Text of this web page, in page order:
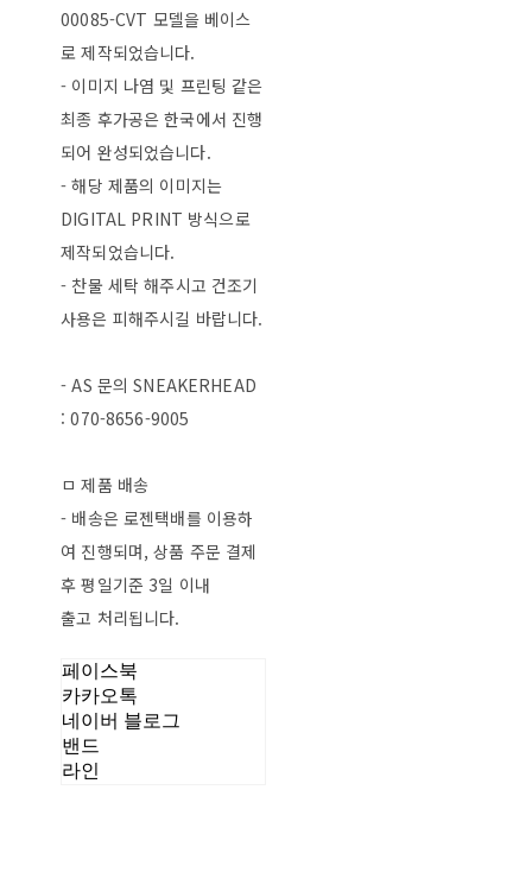
00085-CVT 모델을 베이스
로 제작되었습니다.
- 이미지 나염 및 프린팅 같은
최종 후가공은 한국에서 진행
되어 완성되었습니다.
- 해당 제품의 이미지는
DIGITAL PRINT 방식으로
제작되었습니다.
- 찬물 세탁 해주시고 건조기
사용은 피해주시길 바랍니다.
- AS 문의 SNEAKERHEAD
: 070-8656-9005
ㅁ 제품 배송
- 배송은 로젠택배를 이용하
여 진행되며, 상품 주문 결제
후 평일기준 3일 이내
출고 처리됩니다.
페이스북
카카오톡
네이버 블로그
밴드
라인